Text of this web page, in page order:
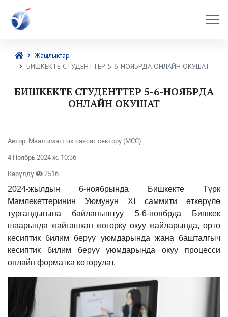
Жаңылыктар
БИШКЕКТЕ СТУДЕНТТЕР 5-6-НОЯБРДА ОНЛАЙН ОКУШАТ
БИШКЕКТЕ СТУДЕНТТЕР 5-6-НОЯБРДА
ОНЛАЙН ОКУШАТ
Автор: Маалыматтык саясат сектору (МСС)
4 Ноябрь 2024 ж. 10:36
Көрүлдү:
2516
2024-жылдын 6-ноябрында Бишкекте Түрк
Мамлекеттеринин Уюмунун XI саммити өткөрүлө
тургандыгына байланыштуу 5-6-ноябрда Бишкек
шаарында жайгашкан жогорку окуу жайларында, орто
кесиптик билим берүү уюмдарында жана башталгыч
кесиптик билим берүү уюмдарында окуу процесси
онлайн форматка которулат.